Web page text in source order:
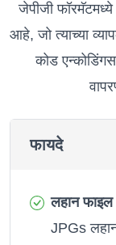
जेपीजी
आहे, जो त्याच्या
कोड
फायदे
लहान
JPGs